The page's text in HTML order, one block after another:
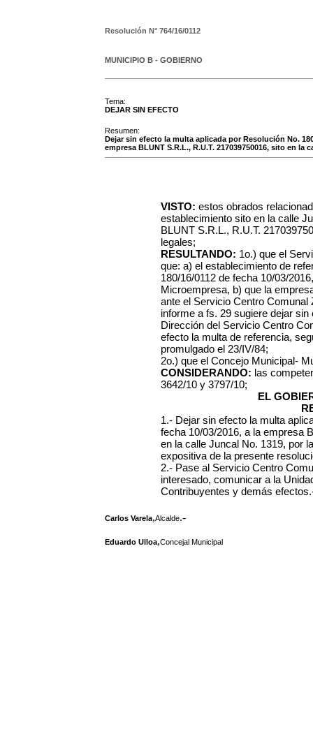
Resolución N° 764/16/0112
MUNICIPIO B - GOBIERNO
Tema:
DEJAR SIN EFECTO
Resumen:
Dejar sin efecto la multa aplicada por Resolución No.
empresa BLUNT S.R.L., R.U.T. 217039750016, sito en la
VISTO: estos obrados
establecimiento sito en la calle
BLUNT S.R.L., R.U.T.
legales;
RESULTANDO: 1o.) que el
que: a) el establecimiento de
180/16/0112 de fecha 10/03/
Microempresa, b) que la
ante el Servicio Centro Comunal
informe a fs. 29 sugiere dejar
Dirección del Servicio Centro
efecto la multa de referencia,
promulgado el 23/IV/84;
2o.) que el Concejo Municipal-
CONSIDERANDO: las
3642/10 y 3797/10;
EL
1.- Dejar sin efecto la multa
fecha 10/03/2016, a la empresa
en la calle Juncal No. 1319, por
expositiva de la presente
2.- Pase al Servicio Centro
interesado, comunicar a la
Contribuyentes y demás
Carlos Varela,Alcalde.-
Eduardo Ulloa,Concejal Municipal